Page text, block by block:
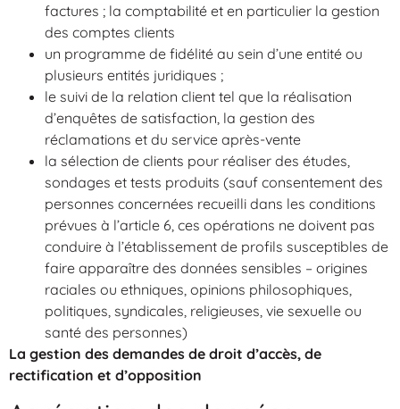
factures ; la comptabilité et en particulier la gestion
des comptes clients
un programme de fidélité au sein d’une entité ou
plusieurs entités juridiques ;
le suivi de la relation client tel que la réalisation
d’enquêtes de satisfaction, la gestion des
réclamations et du service après-vente
la sélection de clients pour réaliser des études,
sondages et tests produits (sauf consentement des
personnes concernées recueilli dans les conditions
prévues à l’article 6, ces opérations ne doivent pas
conduire à l’établissement de profils susceptibles de
faire apparaître des données sensibles – origines
raciales ou ethniques, opinions philosophiques,
politiques, syndicales, religieuses, vie sexuelle ou
santé des personnes)
La gestion des demandes de droit d’accès, de
rectification et d’opposition